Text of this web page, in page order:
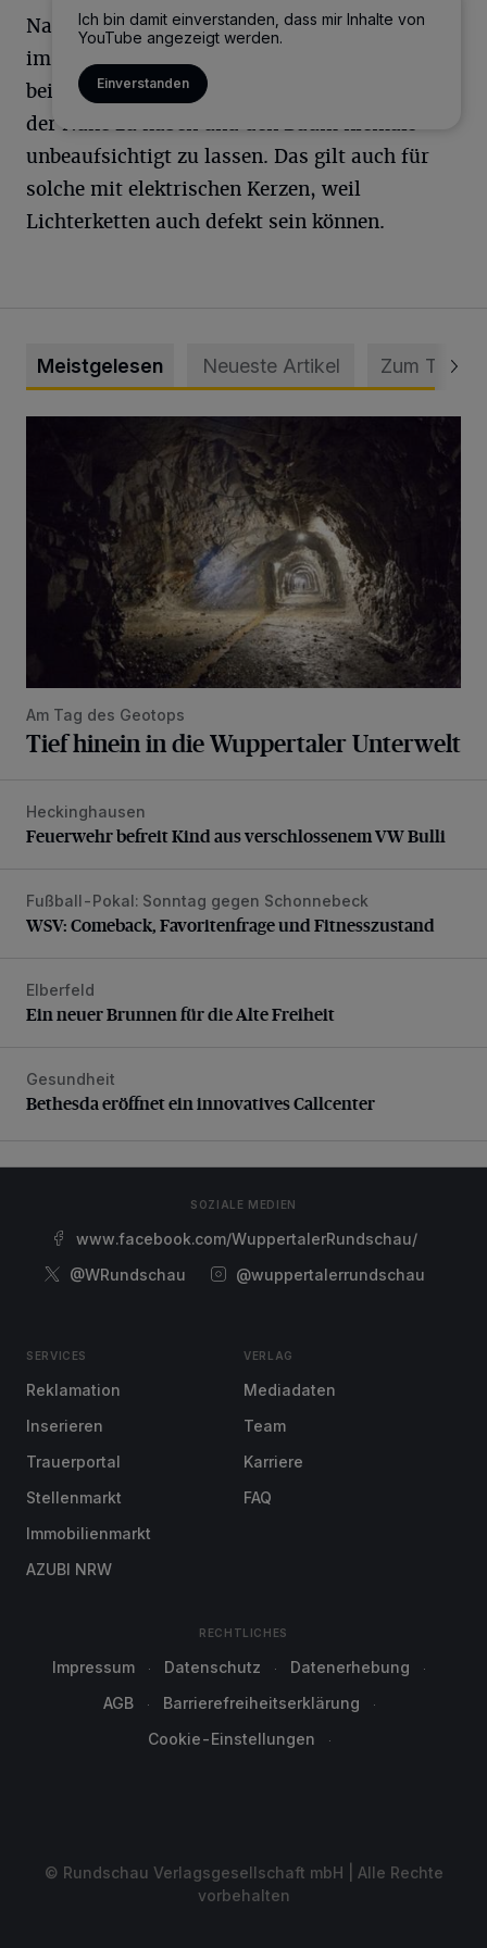
Ich bin damit einverstanden, dass mir Inhalte von
YouTube angezeigt werden.
Einverstanden
Natürlich gibt es einige Maßnahmen, die man
im Vorfeld berücksichtigen sollte,
beispielsweise immer einen Eimer Wasser in
der Nähe zu haben und den Baum niemals
unbeaufsichtigt zu lassen. Das gilt auch für
solche mit elektrischen Kerzen, weil
Lichterketten auch defekt sein können.
Meistgelesen Neueste Artikel Zum Thema
Am Tag des Geotops
Tief hinein in die Wuppertaler Unterwelt
Feuerwehr befreit Kind aus verschlossenem VW Bulli
Heckinghausen
Feuerwehr befreit Kind aus verschlossenem VW Bulli
WSV: Comeback, Favoritenfrage und Fitnesszustand
Fußball-Pokal: Sonntag gegen Schonnebeck
WSV: Comeback, Favoritenfrage und Fitnesszustand
Ein neuer Brunnen für die Alte Freiheit
Elberfeld
Ein neuer Brunnen für die Alte Freiheit
Bethesda eröffnet ein innovatives Callcenter
Gesundheit
Bethesda eröffnet ein innovatives Callcenter
SOZIALE MEDIEN
www.facebook.com/WuppertalerRundschau/
@WRundschau
@wuppertalerrundschau
SERVICES
Reklamation
Inserieren
Trauerportal
Stellenmarkt
Immobilienmarkt
AZUBI NRW
VERLAG
Mediadaten
Team
Karriere
FAQ
RECHTLICHES
Impressum Datenschutz
Datenerhebung
AGB
Barrierefreiheitserklärung
Cookie-Einstellungen
© Rundschau Verlagsgesellschaft mbH | Alle Rechte
vorbehalten